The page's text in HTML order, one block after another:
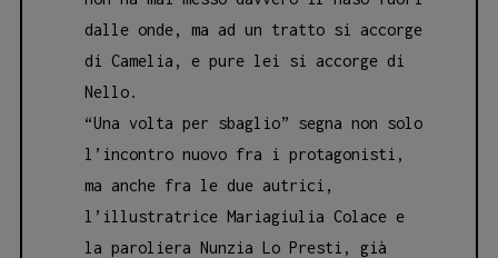
dalle onde, ma ad un tratto si accorge
di Camelia, e pure lei si accorge di
Nello.
“Una volta per sbaglio” segna non solo
l’incontro nuovo fra i protagonisti,
ma anche fra le due autrici,
l’illustratrice Mariagiulia Colace e
la paroliera Nunzia Lo Presti, già